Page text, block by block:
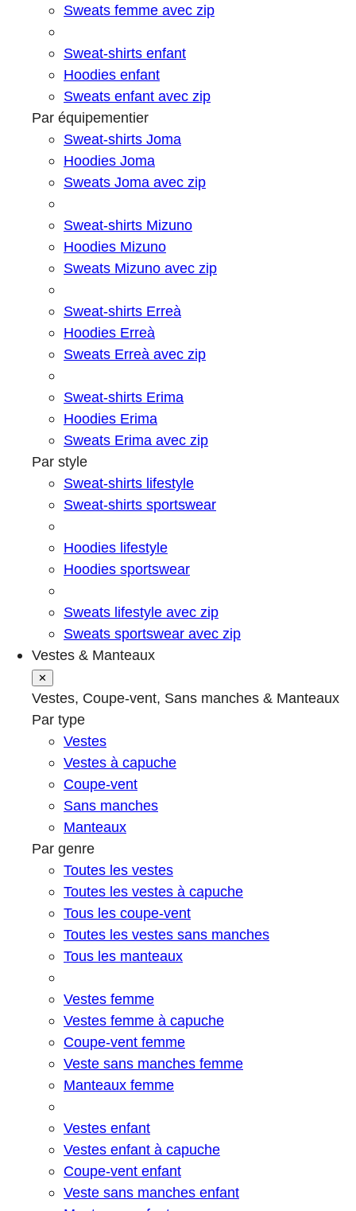
Sweats femme avec zip
Sweat-shirts enfant
Hoodies enfant
Sweats enfant avec zip
Par équipementier
Sweat-shirts Joma
Hoodies Joma
Sweats Joma avec zip
Sweat-shirts Mizuno
Hoodies Mizuno
Sweats Mizuno avec zip
Sweat-shirts Erreà
Hoodies Erreà
Sweats Erreà avec zip
Sweat-shirts Erima
Hoodies Erima
Sweats Erima avec zip
Par style
Sweat-shirts lifestyle
Sweat-shirts sportswear
Hoodies lifestyle
Hoodies sportswear
Sweats lifestyle avec zip
Sweats sportswear avec zip
Vestes & Manteaux
✕
Vestes, Coupe-vent, Sans manches & Manteaux
Par type
Vestes
Vestes à capuche
Coupe-vent
Sans manches
Manteaux
Par genre
Toutes les vestes
Toutes les vestes à capuche
Tous les coupe-vent
Toutes les vestes sans manches
Tous les manteaux
Vestes femme
Vestes femme à capuche
Coupe-vent femme
Veste sans manches femme
Manteaux femme
Vestes enfant
Vestes enfant à capuche
Coupe-vent enfant
Veste sans manches enfant